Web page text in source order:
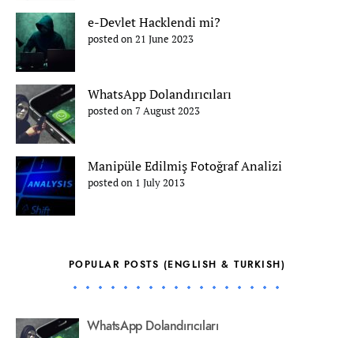
e-Devlet Hacklendi mi?
posted on 21 June 2023
WhatsApp Dolandırıcıları
posted on 7 August 2023
Manipüle Edilmiş Fotoğraf Analizi
posted on 1 July 2013
POPULAR POSTS (ENGLISH & TURKISH)
WhatsApp Dolandırıcıları